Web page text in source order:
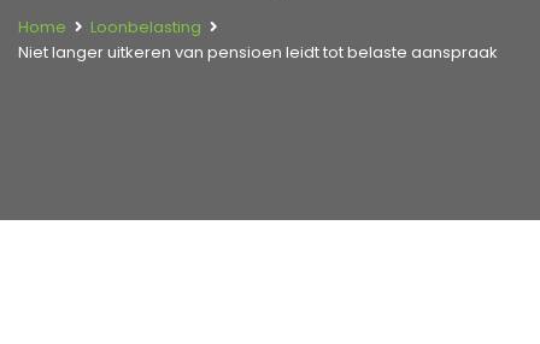
Home
Loonbelasting
Niet langer uitkeren van pensioen leidt tot belaste aanspraak